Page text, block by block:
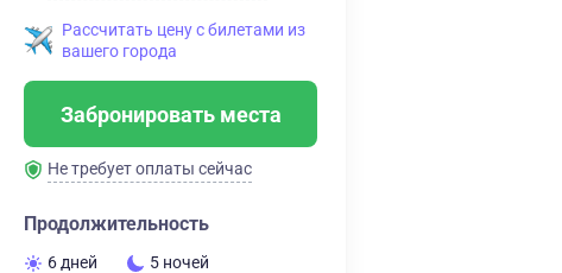
Рассчитать цену с билетами из
вашего города
Забронировать места
Не требует оплаты сейчас
Продолжительность
6 дней 5 ночей